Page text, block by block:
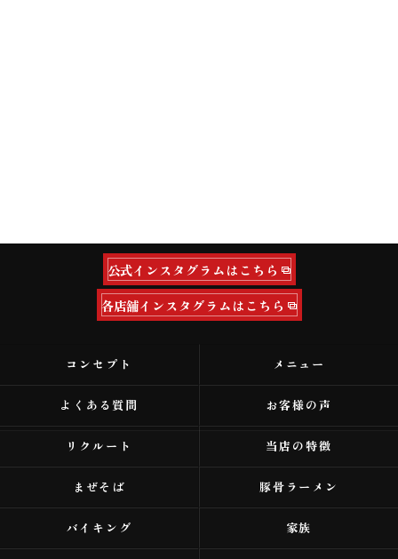
公式インスタグラムはこちら
各店舗インスタグラムはこちら
コンセプト メニュー
よくある質問 お客様の声
リクルート 当店の特徴
まぜそば 豚骨ラーメン
バイキング 家族